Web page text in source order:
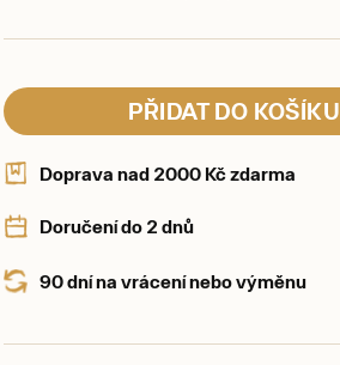
PŘIDAT DO KOŠÍKU
Doprava nad 2000 Kč zdarma
Doručení do 2 dnů
90 dní na vrácení nebo výměnu